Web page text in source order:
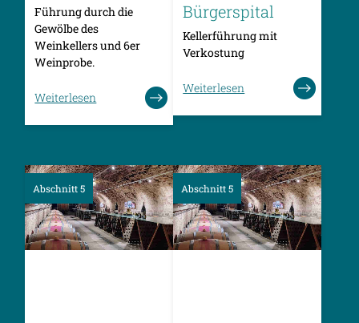
Führung durch die
Gewölbe des
Weinkellers und 6er
Weinprobe.
Weiterlesen
Bürgerspital
Kellerführung mit
Verkostung
Weiterlesen
Abschnitt 5 Abschnitt 5